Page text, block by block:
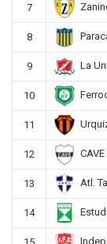
7
8
9 La
10
11
12 CAVE
13 Atl.
14